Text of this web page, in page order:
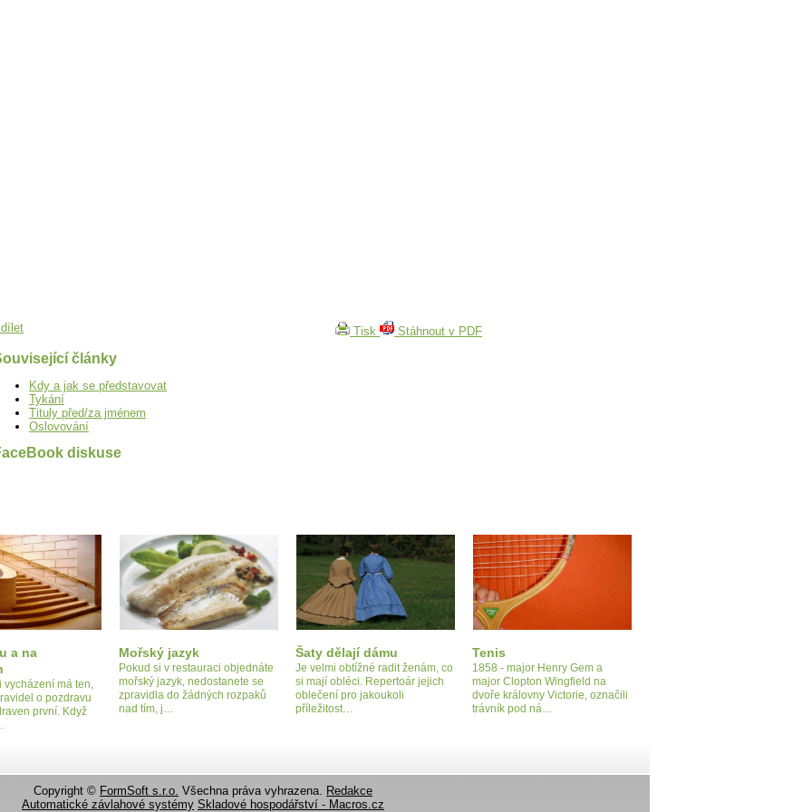
Tisk Stáhnout v PDF
články
Kdy a jak se představovat
Tykání
Tituly před/za jménem
Oslovování
diskuse
a na
vycházení má ten,
o pozdravu
první. Když
Mořský jazyk
Pokud si v restauraci objednáte
mořský jazyk, nedostanete se
zpravidla do žádných rozpaků
nad tím, j…
Šaty dělají dámu
Je velmi obtížné radit ženám, co
si mají obléci. Repertoár jejich
oblečení pro jakoukoli
příležitost…
Tenis
1858 - major Henry Gem a
major Clopton Wingfield na
dvoře královny Victorie, označili
trávník pod ná…
Copyright © FormSoft s.r.o. Všechna práva vyhrazena. Redakce
Automatické závlahové systémy Skladové hospodářství - Macros.cz